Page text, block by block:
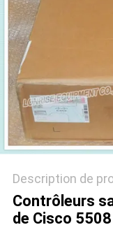
LES
AFFAIRES
PLAN
DU
SITE
POLITIQUE
DE
Description de
Contrôleurs
de Cisco